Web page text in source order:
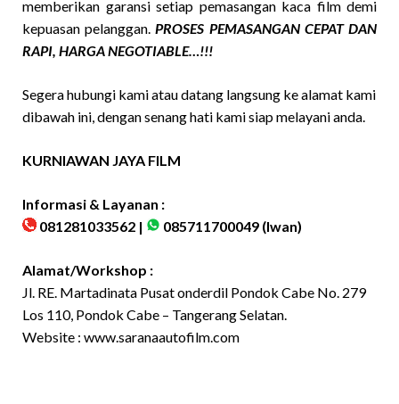
memberikan garansi setiap pemasangan kaca film demi
kepuasan pelanggan.PROSES PEMASANGAN CEPAT DAN
RAPI, HARGA NEGOTIABLE…!!!
Segera hubungi kami atau datang langsung ke alamat kami
dibawah ini, dengan senang hati kami siap melayani anda.
KURNIAWAN JAYA FILM
Informasi & Layanan :
081281033562 |
085711700049 (Iwan)
Alamat/Workshop :
Jl. RE. Martadinata Pusat onderdil Pondok Cabe No. 279
Los 110, Pondok Cabe – Tangerang Selatan.
Website : www.saranaautofilm.com